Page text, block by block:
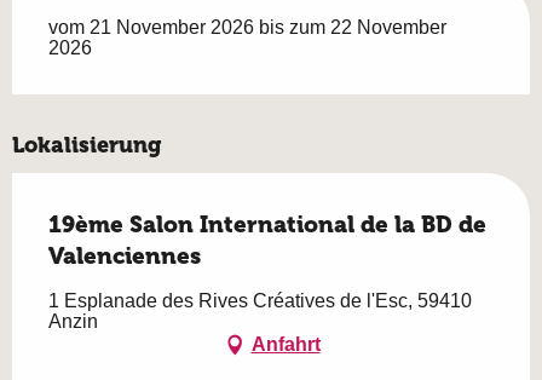
vom 21 November 2026 bis zum 22 November
2026
Lokalisierung
19ème Salon International de la BD de
Valenciennes
1 Esplanade des Rives Créatives de l'Esc, 59410
Anzin
Anfahrt